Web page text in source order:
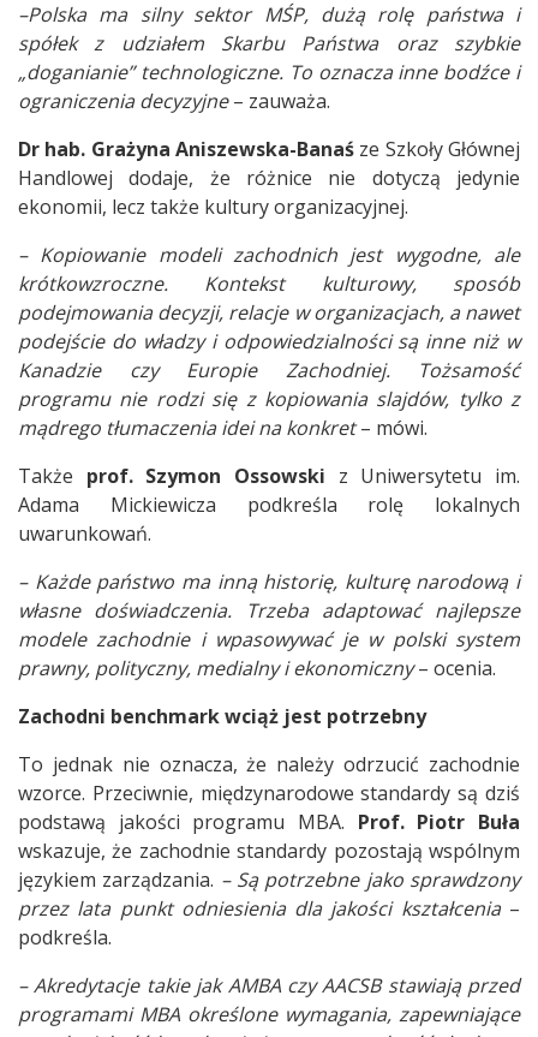
–Polska ma silny sektor MŚP, dużą rolę państwa i
spółek z udziałem Skarbu Państwa oraz szybkie
„doganianie” technologiczne. To oznacza inne bodźce i
ograniczenia decyzyjne– zauważa.
Dr hab. Grażyna Aniszewska-Banaś ze Szkoły Głównej
Handlowej dodaje, że różnice nie dotyczą jedynie
ekonomii, lecz także kultury organizacyjnej.
– Kopiowanie modeli zachodnich jest wygodne, ale
krótkowzroczne. Kontekst kulturowy, sposób
podejmowania decyzji, relacje w organizacjach, a nawet
podejście do władzy i odpowiedzialności są inne niż w
Kanadzie czy Europie Zachodniej. Tożsamość
programu nie rodzi się z kopiowania slajdów, tylko z
mądrego tłumaczenia idei na konkret– mówi.
Także prof. Szymon Ossowski z Uniwersytetu im.
Adama Mickiewicza podkreśla rolę lokalnych
uwarunkowań.
– Każde państwo ma inną historię, kulturę narodową i
własne doświadczenia. Trzeba adaptować najlepsze
modele zachodnie i wpasowywać je w polski system
prawny, polityczny, medialny i ekonomiczny– ocenia.
Zachodni benchmark wciąż jest potrzebny
To jednak nie oznacza, że należy odrzucić zachodnie
wzorce. Przeciwnie, międzynarodowe standardy są dziś
podstawą jakości programu MBA. Prof. Piotr Buła
wskazuje, że zachodnie standardy pozostają wspólnym
językiem zarządzania. – Są potrzebne jako sprawdzony
przez lata punkt odniesienia dla jakości kształcenia–
podkreśla.
– Akredytacje takie jak AMBA czy AACSB stawiają przed
programami MBA określone wymagania, zapewniające